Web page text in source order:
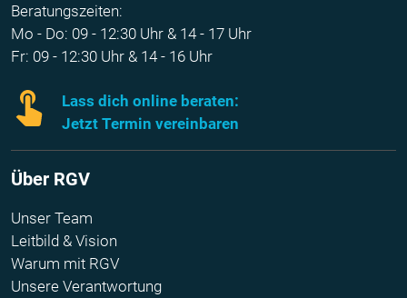
Beratungszeiten:
Mo - Do: 09 - 12:30 Uhr & 14 - 17 Uhr
Fr: 09 - 12:30 Uhr & 14 - 16 Uhr
Lass dich online beraten:
Jetzt Termin vereinbaren
Über RGV
Unser Team
Leitbild & Vision
Warum mit RGV
Unsere Verantwortung